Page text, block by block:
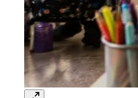
NBA
NFL
Fórmula 1
UFC
Tênis (ATP)
MLB
NHL
Atletismo
Vôlei
NBB